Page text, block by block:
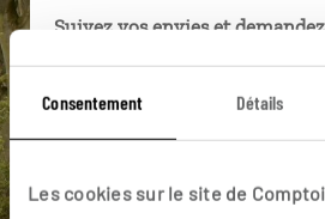
Consentement Détails
Les cookies sur le site de
Suivez vos envies et
Ils sauront organiser votre
près de vos envies et de la
connectés en agence, mais